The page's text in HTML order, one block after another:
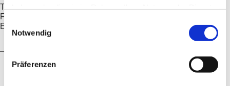
Einwilligungsauswahl
Notwendig
Präferenzen
Telefon: 06426 333
Fax: 06426 967970
E-Mail: